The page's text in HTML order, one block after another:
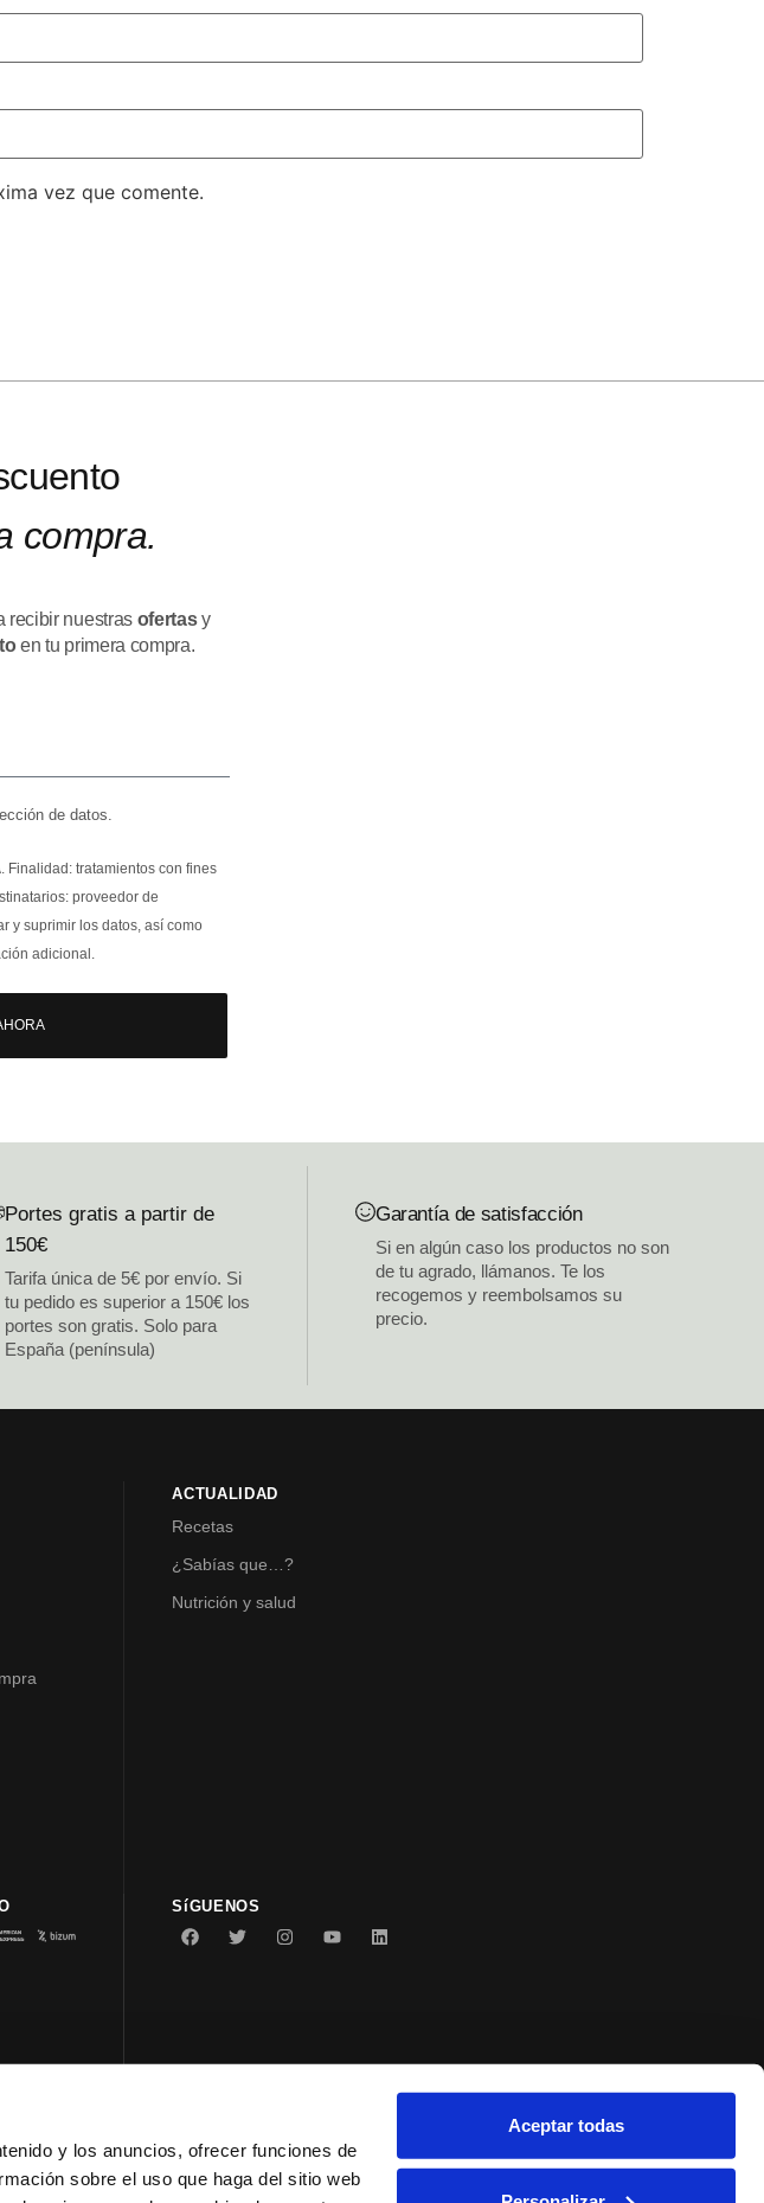
y los anuncios, ofrecer funciones de
sobre el uso que haga del sitio web
Aceptar todas
vez que comente.
compra.
recibir nuestras ofertasy
en tu primera compra.
de datos.
Finalidad: tratamientos con fines
proveedor de
y suprimir los datos, así como
adicional.
Portes gratis a partir de
150€
Tarifa única de 5€ por envío. Si
tu pedido es superior a 150€ los
portes son gratis. Solo para
España (península)
Garantía de satisfacción
Si en algún caso los productos no son
de tu agrado, llámanos. Te los
recogemos y reembolsamos su
precio.
ACTUALIDAD
Recetas
¿Sabías que…?
Nutrición y salud
SíGUENOS
© 2023 Conservas Serrats